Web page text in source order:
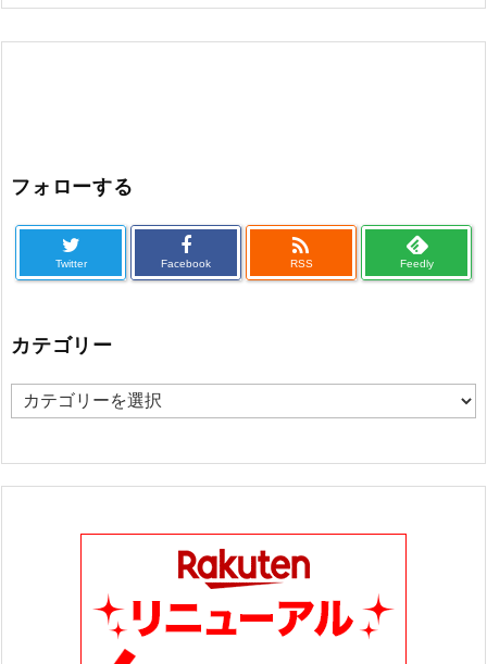
フォローする
Twitter Facebook

RSS Feedly
カテゴリー
カ
ゴ